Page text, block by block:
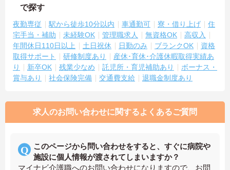
で探す
夜勤専従 駅から徒歩10分以内 車通勤可 寮・借り上げ
住
宅手当・補助
未経験OK 管理職求人 無資格OK
高収入
年間休日110日以上
土日祝休 日勤のみ ブランクOK
資格
取得サポート
研修制度あり
産休･育休･介護休暇取得実績あ
り
新卒OK 残業少なめ 託児所・育児補助あり
ボーナス・
賞与あり
社会保険完備 交通費支給 退職金制度あり
求人のお問い合わせに関するよくあるご質問
このページから問い合わせをすると、すぐに病院や
施設に個人情報が渡されてしまいますか？
マイナビ介護職へのお問い合わせになりますので、お問